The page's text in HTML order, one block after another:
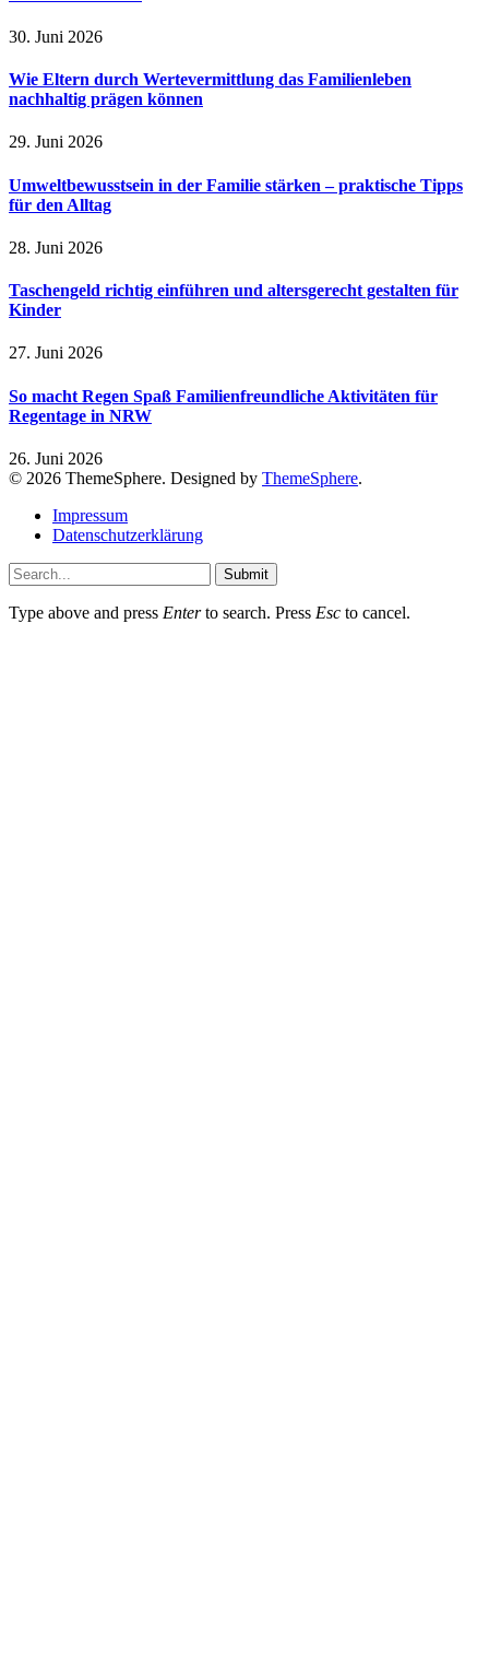
30. Juni 2026
Wie Eltern durch Wertevermittlung das Familienleben
nachhaltig prägen können
29. Juni 2026
Umweltbewusstsein in der Familie stärken – praktische Tipps
für den Alltag
28. Juni 2026
Taschengeld richtig einführen und altersgerecht gestalten für
Kinder
27. Juni 2026
So macht Regen Spaß Familienfreundliche Aktivitäten für
Regentage in NRW
26. Juni 2026
© 2026 ThemeSphere. Designed by ThemeSphere.
Impressum
Datenschutzerklärung
Submit
Type above and press Enterto search. Press Esc to cancel.